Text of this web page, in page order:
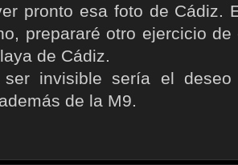
pronto esa foto de Cádiz.
prepararé otro ejercicio
de Cádiz.
invisible sería el
de la M9.